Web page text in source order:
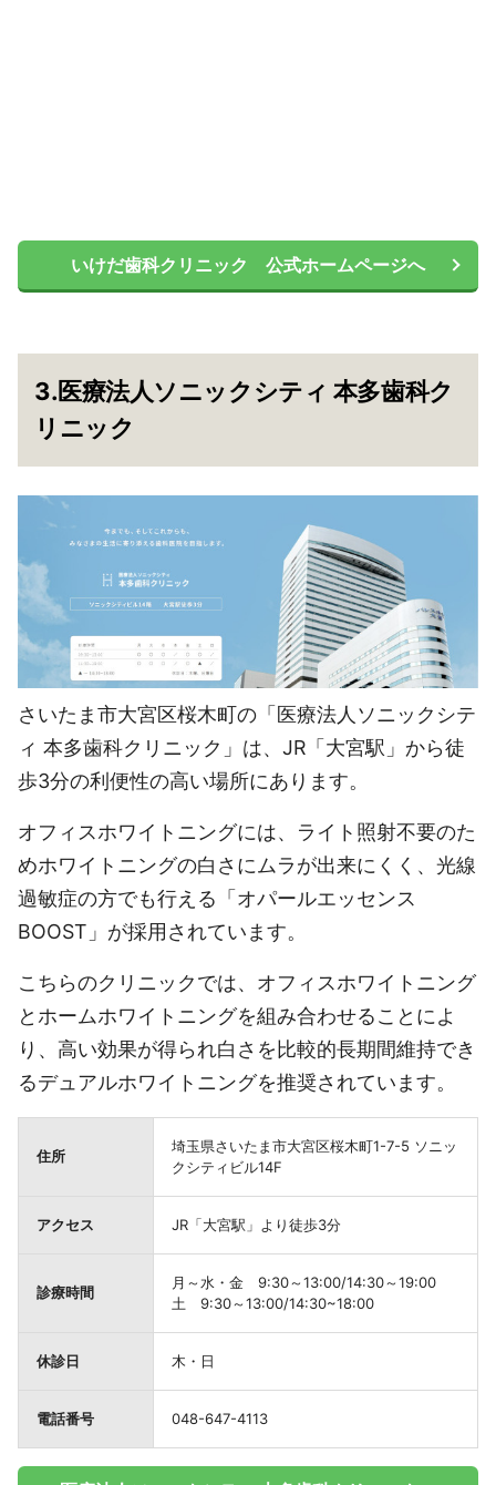
いけだ歯科クリニック 公式ホームページへ
3.医療法人ソニックシティ 本多歯科ク
リニック
さいたま市大宮区桜木町の「医療法人ソニックシテ
ィ 本多歯科クリニック」は、JR「大宮駅」から徒
歩3分の利便性の高い場所にあります。
オフィスホワイトニングには、ライト照射不要のた
めホワイトニングの白さにムラが出来にくく、光線
過敏症の方でも行える「オパールエッセンス
BOOST」が採用されています。
こちらのクリニックでは、オフィスホワイトニング
とホームホワイトニングを組み合わせることによ
り、高い効果が得られ白さを比較的長期間維持でき
るデュアルホワイトニングを推奨されています。
住所
埼玉県さいたま市大宮区桜木町1-7-5 ソニッ
クシティビル14F
アクセス JR「大宮駅」より徒歩3分
診療時間
月～水・金 9:30～13:00/14:30～19:00
土 9:30～13:00/14:30~18:00
休診日 木・日
電話番号 048-647-4113